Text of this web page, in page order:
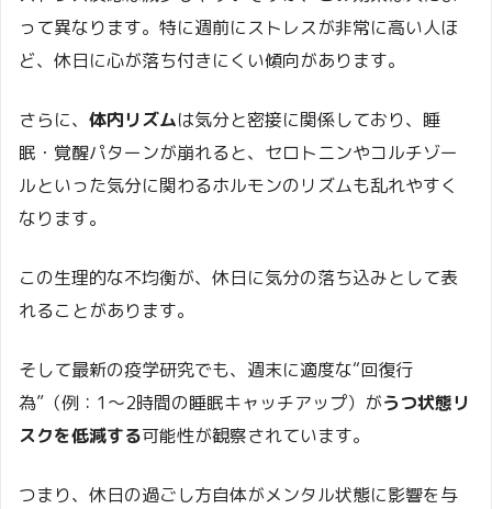
って異なります。特に週前にストレスが非常に高い人ほ
ど、休日に心が落ち付きにくい傾向があります。
さらに、 体内リズムは気分と密接に関係しており、睡
眠・覚醒パターンが崩れると、セロトニンやコルチゾー
ルといった気分に関わるホルモンのリズムも乱れやすく
なります。
この生理的な不均衡が、休日に気分の落ち込みとして表
れることがあります。
そして最新の疫学研究でも、週末に適度な“回復行
為”（例：1〜2時間の睡眠キャッチアップ）がうつ状態リ
スクを低減する可能性が観察されています。
つまり、休日の過ごし方自体がメンタル状態に影響を与